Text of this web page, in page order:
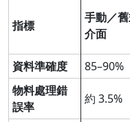
指標
手動／
介面
資料準確度 85–90%
物料處理錯
誤率
約 3.5%